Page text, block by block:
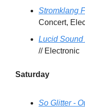
Stromklang
Concert,
Lucid Sound
// Electronic
Saturday
So Glitter -